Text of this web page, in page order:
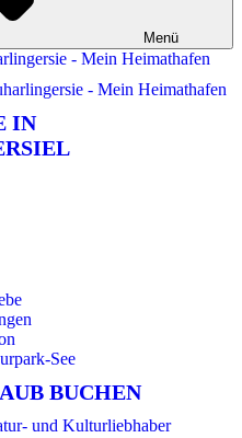
Menü
IN
See
BUCHEN
und Kulturliebhaber